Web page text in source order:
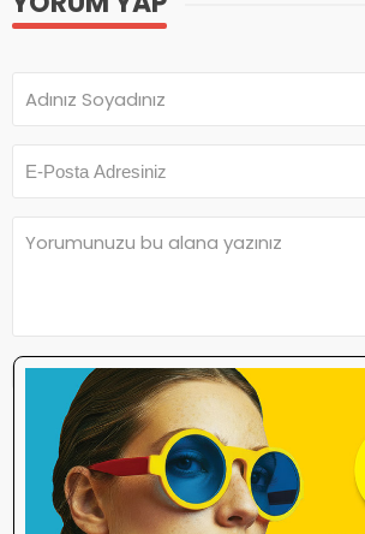
Yorum yazmakurallarınıokudum ve
kabul ediyorum.
Henüz bu içeriğe yorum
İlk yorum yapan olmak ister